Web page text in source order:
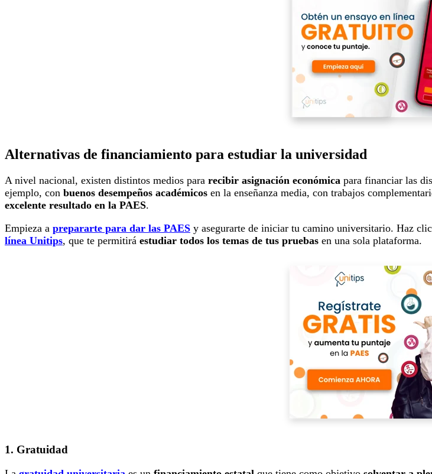
Alternativas de financiamiento para estudiar la universidad
A nivel nacional, existen distintos medios para recibir asignación económica para financiar las
ejemplo, con buenos desempeños académicos en la enseñanza media, con trabajos
excelente resultado en la PAES.
Empieza a prepararte para dar las PAES y asegurarte de iniciar tu camino universitario. Haz
línea Unitips, que te permitirá estudiar todos los temas de tus pruebas en una sola plataforma.
1. Gratuidad